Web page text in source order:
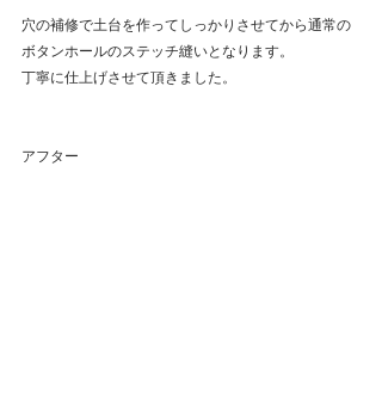
穴の補修で土台を作ってしっかりさせてから通常の
ボタンホールのステッチ縫いとなります。
丁寧に仕上げさせて頂きました。
アフター